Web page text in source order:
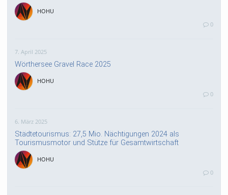
HOHU
0
7. April 2025
Wörthersee Gravel Race 2025
HOHU
0
6. März 2025
Städtetourismus: 27,5 Mio. Nächtigungen 2024 als
Tourismusmotor und Stütze für Gesamtwirtschaft
HOHU
0